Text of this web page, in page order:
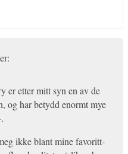
er etter mitt syn en av de
og har betydd enormt mye
ikke blant mine favoritt-